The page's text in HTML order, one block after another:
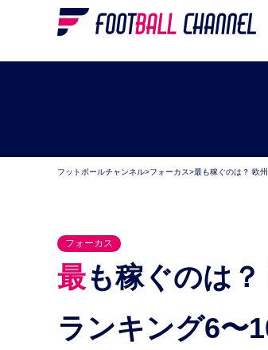
フットボールチャンネル>フォーカス>最も稼ぐのは？ 欧
フォーカス
最も稼ぐのは？ 欧州日本人VS韓国人、最新高額年俸
ランキング6〜